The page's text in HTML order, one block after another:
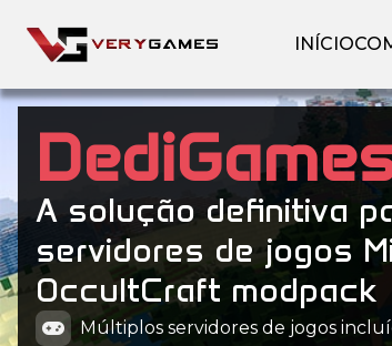
INÍCIO
A solução definitiva
servidores de jogos
OccultCraft modpack
Múltiplos servidores de jogos